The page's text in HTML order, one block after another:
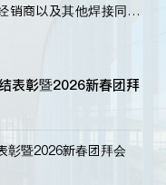
销商以及其他焊接同仁
表彰暨2026新春团拜
暨2026新春团拜会